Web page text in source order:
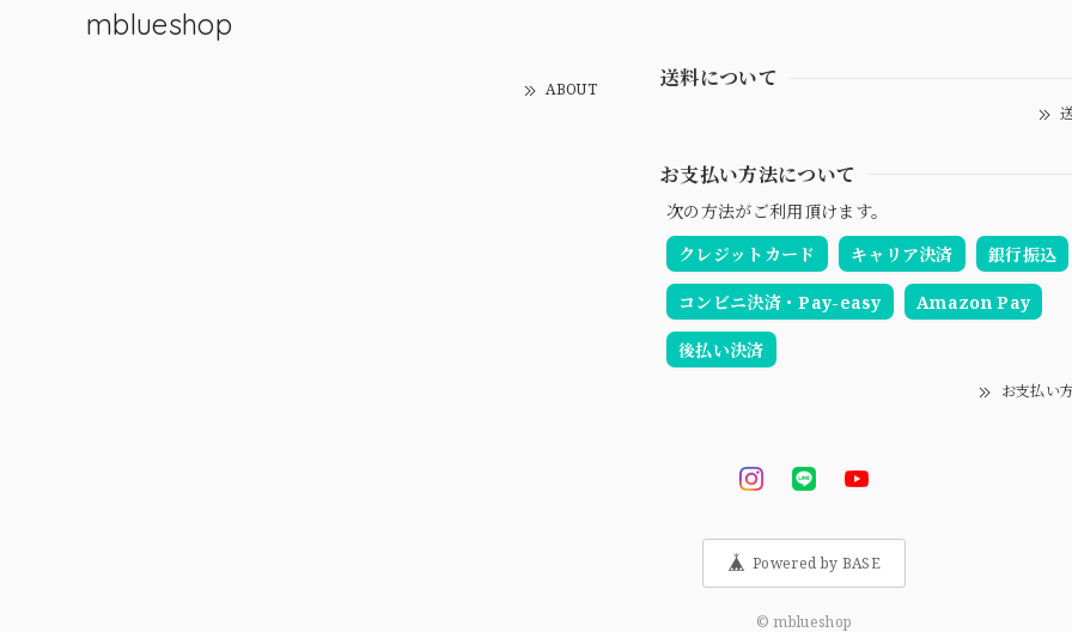
mblueshop
ABOUT 送料について
お支払い方法について
次の方法がご利用頂けます。
クレジットカード
キャリア決済 銀行振込
コンビニ決済・Pay-easy Amazon Pay
後払い決済
お支払い
Powered by BASE
© mblueshop